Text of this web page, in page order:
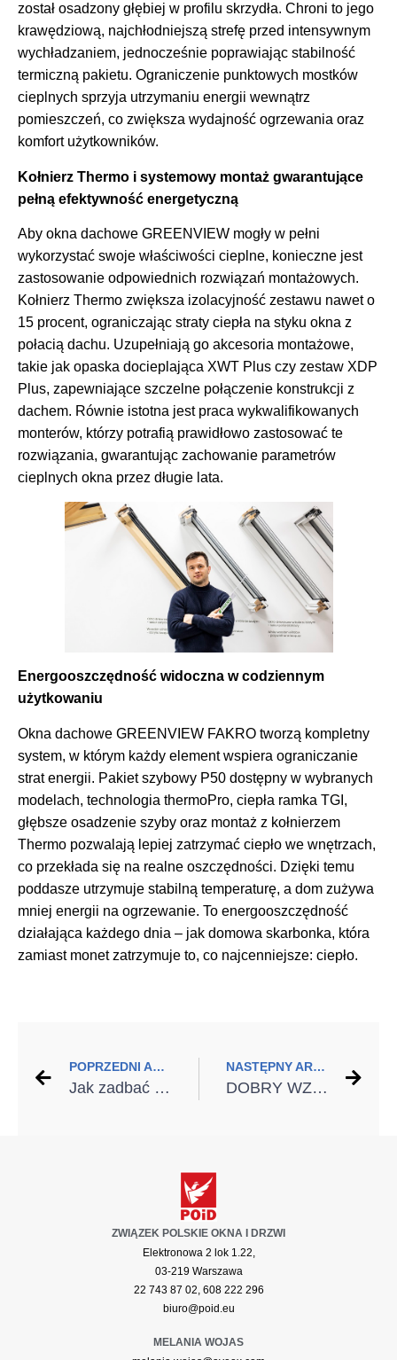
został osadzony głębiej w profilu skrzydła. Chroni to jego
krawędziową, najchłodniejszą strefę przed intensywnym
wychładzaniem, jednocześnie poprawiając stabilność
termiczną pakietu. Ograniczenie punktowych mostków
cieplnych sprzyja utrzymaniu energii wewnątrz
pomieszczeń, co zwiększa wydajność ogrzewania oraz
komfort użytkowników.
Kołnierz Thermo i systemowy montaż gwarantujące
pełną efektywność energetyczną
Aby okna dachowe GREENVIEW mogły w pełni
wykorzystać swoje właściwości cieplne, konieczne jest
zastosowanie odpowiednich rozwiązań montażowych.
Kołnierz Thermo zwiększa izolacyjność zestawu nawet o
15 procent, ograniczając straty ciepła na styku okna z
połacią dachu. Uzupełniają go akcesoria montażowe,
takie jak opaska docieplająca XWT Plus czy zestaw XDP
Plus, zapewniające szczelne połączenie konstrukcji z
dachem. Równie istotna jest praca wykwalifikowanych
monterów, którzy potrafią prawidłowo zastosować te
rozwiązania, gwarantując zachowanie parametrów
cieplnych okna przez długie lata.
Energooszczędność widoczna w codziennym
użytkowaniu
Okna dachowe GREENVIEW FAKRO tworzą kompletny
system, w którym każdy element wspiera ograniczanie
strat energii. Pakiet szybowy P50 dostępny w wybranych
modelach, technologia thermoPro, ciepła ramka TGI,
głębsze osadzenie szyby oraz montaż z kołnierzem
Thermo pozwalają lepiej zatrzymać ciepło we wnętrzach,
co przekłada się na realne oszczędności. Dzięki temu
poddasze utrzymuje stabilną temperaturę, a dom zużywa
mniej energii na ogrzewanie. To energooszczędność
działająca każdego dnia – jak domowa skarbonka, która
zamiast monet zatrzymuje to, co najcenniejsze: ciepło.
POPRZEDNI ARTYKUŁ
Jak zadbać o czyste powietrze? Modernizacja domu dla lepszego klimatu
NASTĘPNY ARTYKUŁ
DOBRY WZÓR znów dla LAHTI PRO!
ZWIĄZEK POLSKIE OKNA I DRZWI
Elektronowa 2 lok 1.22,
03-219 Warszawa
22 743 87 02, 608 222 296
biuro@poid.eu
MELANIA WOJAS